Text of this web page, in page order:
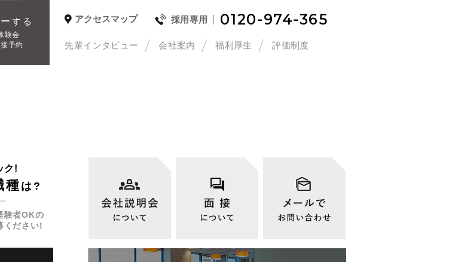
する
験会
予約
アクセスマップ 採用専用 0120-974-365
先輩インタビュー 会社案内 福利厚生 評価制度
ク!
種 は?
験者OKの
ください!